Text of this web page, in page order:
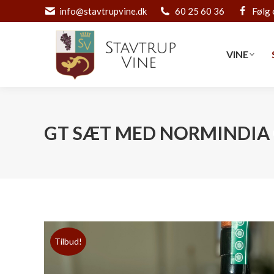
info@stavtrupvine.dk 60 25 60 36 Følg
VINE
GT SÆT MED
Tilbud!